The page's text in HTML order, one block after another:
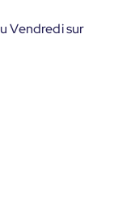
Vendredi sur